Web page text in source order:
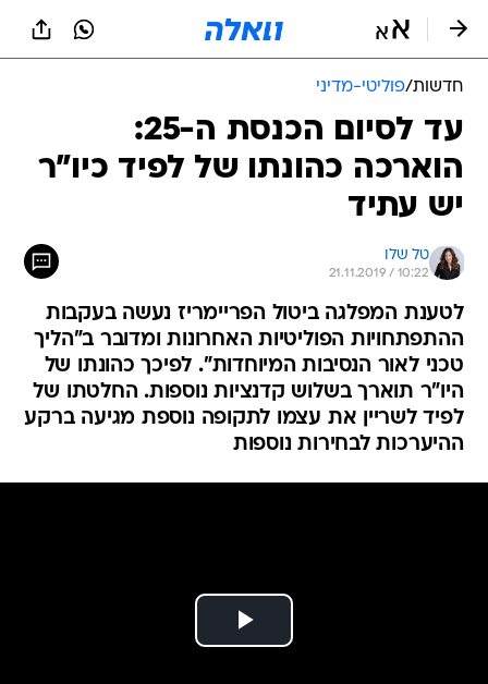
חדשות/פוליטי-מדיני
עד לסיום הכנסת ה-25:
הוארכה כהונתו של לפיד כיו"ר
יש עתיד
טל שלו
21.11.2019 / 10:22
לטענת המפלגה ביטול הפריימריז נעשה בעקבות
ההתפתחויות הפוליטיות האחרונות ומדובר ב"הליך
טכני לאור הנסיבות המיוחדות". לפיכך כהונתו של
היו"ר תוארך בשלוש קדנציות נוספות. החלטתו של
לפיד לשריין את עצמו לתקופה נוספת מגיעה ברקע
ההיערכות לבחירות נוספות